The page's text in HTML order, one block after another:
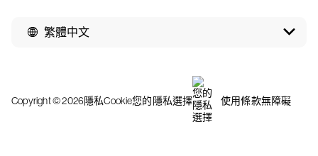
繁體中文
Copyright © 2026隱私Cookie您的隱私選擇 使用條款無障礙